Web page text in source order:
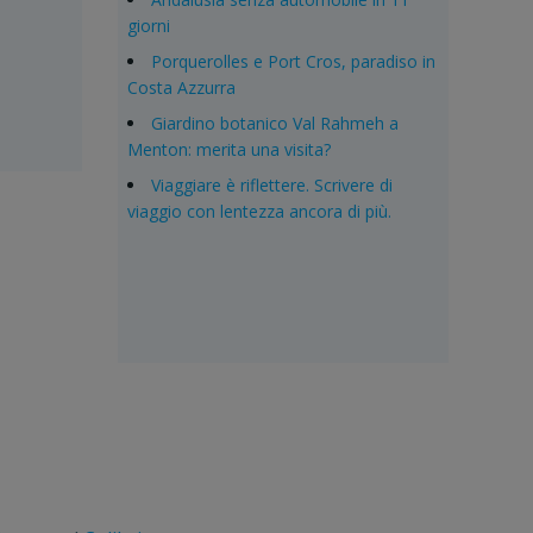
giorni
Porquerolles e Port Cros, paradiso in
Costa Azzurra
Giardino botanico Val Rahmeh a
Menton: merita una visita?
Viaggiare è riflettere. Scrivere di
viaggio con lentezza ancora di più.